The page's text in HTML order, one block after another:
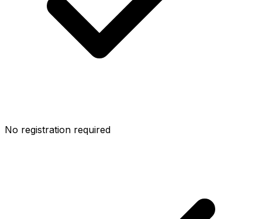
No registration required